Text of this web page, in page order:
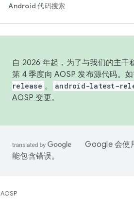
Android 代码搜索
自 2026 年起，为了与我们的主干
第 4 季度向 AOSP 发布源代码。
release 。 android-latest-
AOSP 变更。
Google 会使
能包含错误。
AOSP